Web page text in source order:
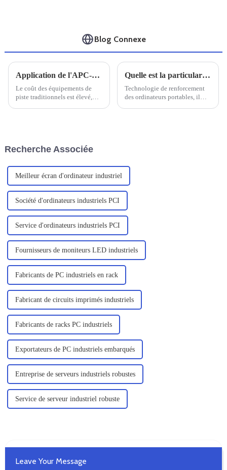
Blog Connexe
Application de l'APC-1903
Le coût des équipements de
piste traditionnels est élevé,
Quelle est la particularité d'un ordinateur portable doté de trois renforts de défense
Technologie de renforcement
des ordinateurs portables, il
site, un...
Recherche Associée
Meilleur écran d'ordinateur industriel
Société d'ordinateurs industriels PCI
Service d'ordinateurs industriels PCI
Fournisseurs de moniteurs LED industriels
Fabricants de PC industriels en rack
Fabricant de circuits imprimés industriels
Fabricants de racks PC industriels
Exportateurs de PC industriels embarqués
Entreprise de serveurs industriels robustes
Service de serveur industriel robuste
Leave Your Message